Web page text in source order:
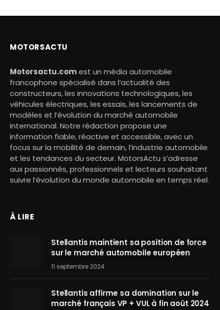
MOTORSACTU
Motorsactu.comest un média automobile
francophone spécialisé dans l’actualité des
constructeurs, les innovations technologiques, les
véhicules électriques, les essais, les lancements de
modèles et l’évolution du marché automobile
international. Notre rédaction propose une
information fiable, réactive et accessible, avec un
focus sur la mobilité de demain, l’industrie automobile
et les tendances du secteur. MotorsActu s’adresse
aux passionnés, professionnels et lecteurs souhaitant
suivre l’évolution du monde automobile en temps réel.
À LIRE
Stellantis maintient sa position de force
sur le marché automobile européen
11 septembre 2024
Stellantis affirme sa domination sur le
marché français VP + VUL à fin août 2024